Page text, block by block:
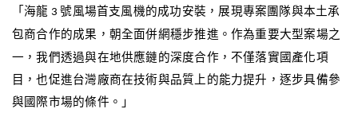
「海龍 3號風場首支風機的成功安裝，展現專案團隊與本土承
包商合作的成果，朝全面併網穩步推進。作為重要大型案場之
一，我們透過與在地供應鏈的深度合作，不僅落實國產化項
目，也促進台灣廠商在技術與品質上的能力提升，逐步具備參
與國際市場的條件。」